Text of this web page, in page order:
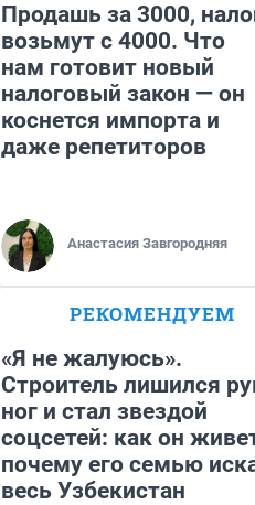
Продашь за 3000,
возьмут с 4000. Что
нам готовит новый
налоговый закон — он
коснется импорта и
даже репетиторов
Анастасия Завгородняя
РЕКОМЕНДУЕМ
«Я не жалуюсь».
Строитель лишился
ног и стал звездой
соцсетей: как он
почему его семью
весь Узбекистан